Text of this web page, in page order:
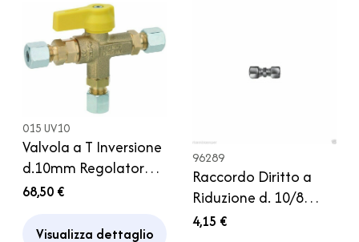
015 UV10
Valvola a T Inversione
d.10mm Regolatore
Gas Campeggio
68,50 €
Visualizza dettaglio
96289
Raccordo Diritto a
Riduzione d. 10/8
Tubo Regolatore Gas
4,15 €